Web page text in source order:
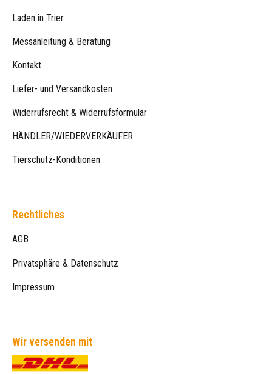
Laden in Trier
Messanleitung & Beratung
Kontakt
Liefer- und Versandkosten
Widerrufsrecht & Widerrufsformular
HÄNDLER/WIEDERVERKÄUFER
Tierschutz-Konditionen
Rechtliches
AGB
Privatsphäre & Datenschutz
Impressum
Wir versenden mit